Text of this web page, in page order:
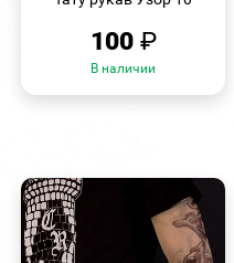
100 ₽
В наличии